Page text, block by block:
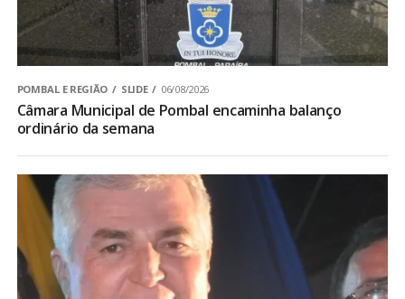
POMBAL E REGIÃO SLIDE 06/08/2026
Câmara Municipal de Pombal encaminha balanço
ordinário da semana